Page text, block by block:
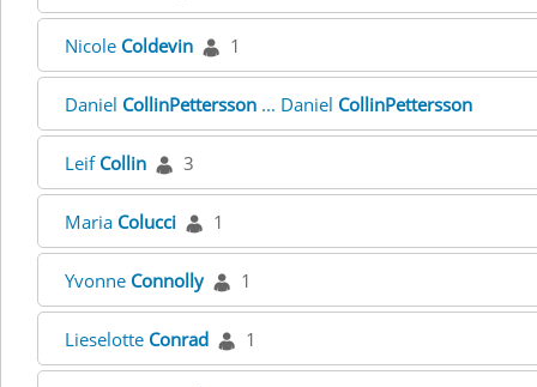
Nicole Coldevin 1
Daniel CollinPettersson ... Daniel CollinPettersson
Leif Collin 3
Maria Colucci 1
Yvonne Connolly 1
Lieselotte Conrad 1